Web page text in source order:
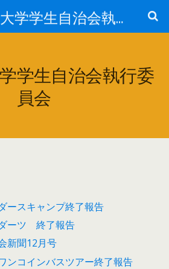
大阪産業大学学生自治会執行委員会
学生自治会執行委
員会
スキャンプ終了報告
ーツ 終了報告
新聞12月号
コインバスツアー終了報告